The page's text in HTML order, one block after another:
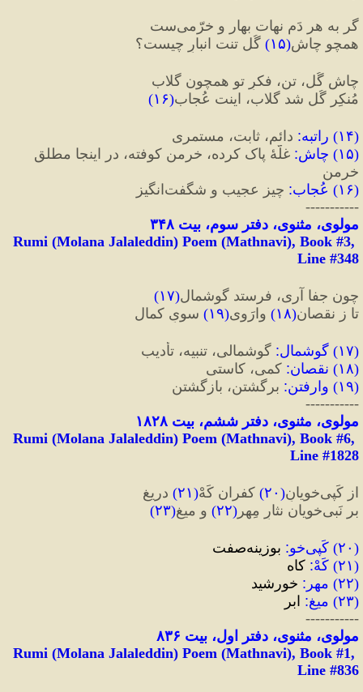
گر به هر دَم نه‎ات بهار و خرّمی‌ست
همچو چاشِ(۱۵) گُل تنت انبارِ چیست؟
چاشِ گُل، تن، فکرِ تو همچون گلاب
مُنکِر گُل شد گلاب، اینت عُجاب(۱۶)
(۱۴) راتبه: دائم، ثابت، مستمری
(۱۵) چاش:
خرمن
(۱۶) عُجاب: چیز عجیب و شگفت‌انگیز
-----------
مولوی، مثنوی، دفتر سوم، بیت ۳۴۸
Rumi (Molana Jalaleddin) Poem (Mathnavi), Book #3,
Line #348
چون جفا آری، فرستد گوشمال(۱۷)
تا ز نقصان(۱۸) وارَوی(۱۹) سویِ کمال
(۱۷) گوشمال: گوشمالی، تنبیه، تأدیب
(۱۸) نقصان: کمی، کاستی
(۱۹) وارفتن: برگشتن، بازگشتن
-----------
مولوی، مثنوی، دفتر ششم، بیت ۱۸۲۸
Rumi (Molana Jalaleddin) Poem (Mathnavi), Book #6,
Line #1828
از کَپی‌خویانِ ( ۲۰) کفران کَهْ(۲۱) دریغ
بر نَبی‌خویان نثارِ مِهر
(۲۲) و میغ(۲۳)
( ۲۰) کَپی‌خو : بوزینه‌صفت
(۲۱) کَهْ: کاه
(۲۲) مهر : خورشید
(۲۳) میغ: ابر
-----------
مولوی، مثنوی، دفتر اول، بیت ۸۳۶
Rumi (Molana Jalaleddin) Poem (Mathnavi), Book #1,
Line #836